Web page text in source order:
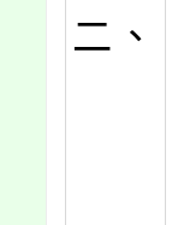
二、